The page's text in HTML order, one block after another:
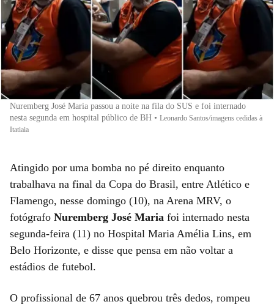
Nuremberg José Maria passou a noite na fila do SUS e foi internado
nesta segunda em hospital público de BH • Leonardo Santos/imagens cedidas à
Itatiaia
Atingido por uma bomba no pé direito enquanto
trabalhava na final da Copa do Brasil, entre Atlético e
Flamengo, nesse domingo (10), na Arena MRV, o
fotógrafo Nuremberg José Maria foi internado nesta
segunda-feira (11) no Hospital Maria Amélia Lins, em
Belo Horizonte, e disse que pensa em não voltar a
estádios de futebol.
O profissional de 67 anos quebrou três dedos, rompeu